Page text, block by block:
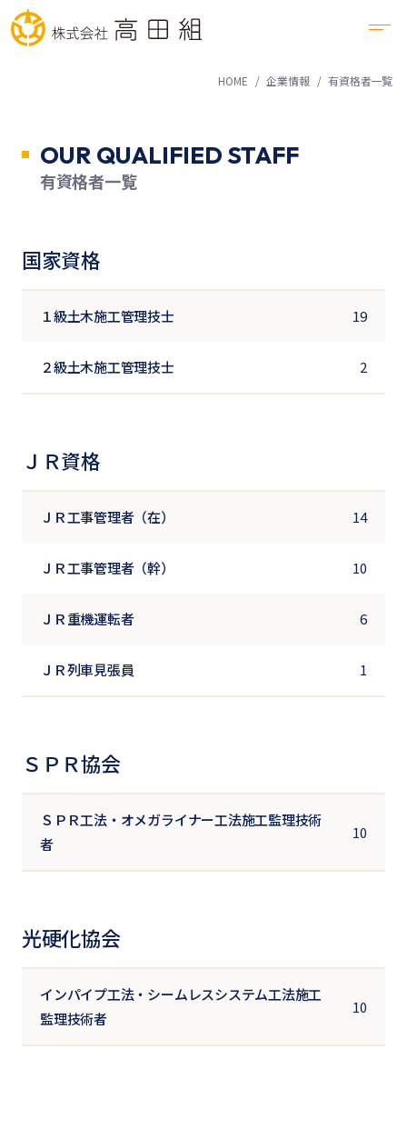
HOME 企業情報 有資格者一覧
OUR QUALIFIED STAFF
有資格者一覧
国家資格
１級土木施工管理技士 19
２級土木施工管理技士 2
ＪＲ資格
ＪＲ工事管理者（在） 14
ＪＲ工事管理者（幹） 10
ＪＲ重機運転者 6
ＪＲ列車見張員 1
ＳＰＲ協会
ＳＰＲ工法・オメガライナー工法施工監理技術
者
10
光硬化協会
インパイプ工法・シームレスシステム工法施工
監理技術者
10